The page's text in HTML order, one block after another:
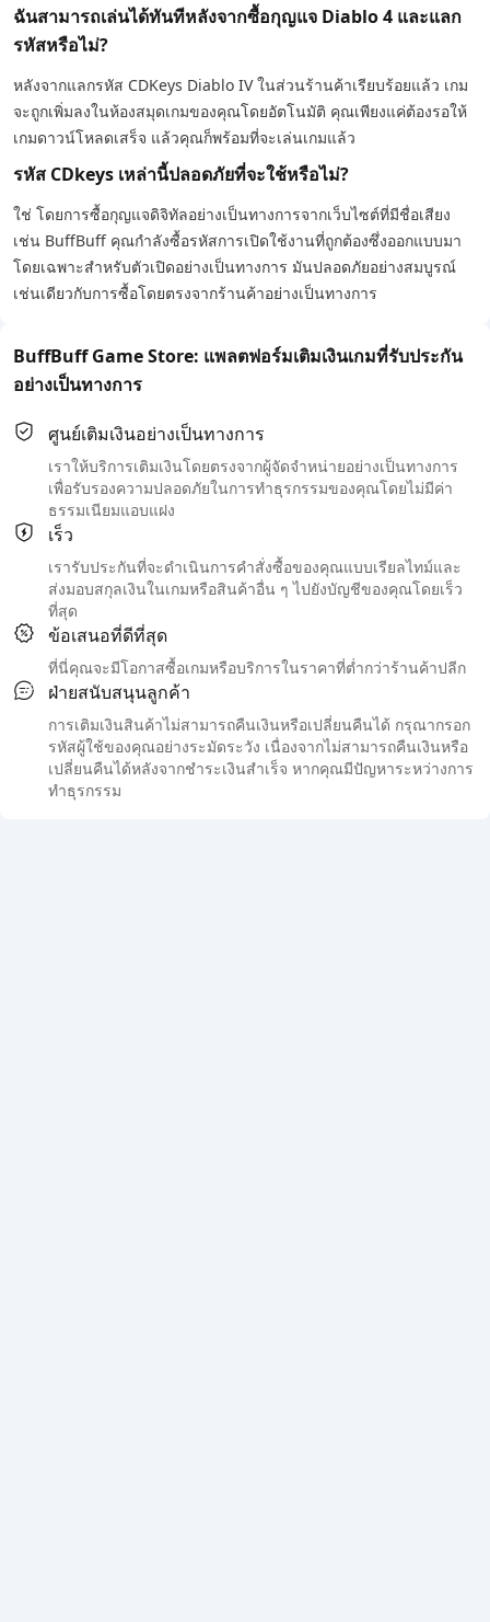
ฉันสามารถเล่นได้ทันทีหลังจากซื้อกุญแจ Diablo 4 และแลก
รหัสหรือไม่?
หลังจากแลกรหัส CDKeys Diablo IV ในส่วนร้านค้าเรียบร้อยแล้ว เกม
จะถูกเพิ่มลงในห้องสมุดเกมของคุณโดยอัตโนมัติ คุณเพียงแค่ต้องรอให้
เกมดาวน์โหลดเสร็จ แล้วคุณก็พร้อมที่จะเล่นเกมแล้ว
รหัส CDkeys เหล่านี้ปลอดภัยที่จะใช้หรือไม่?
ใช่ โดยการซื้อกุญแจดิจิทัลอย่างเป็นทางการจากเว็บไซต์ที่มีชื่อเสียง
เช่น BuffBuff คุณกำลังซื้อรหัสการเปิดใช้งานที่ถูกต้องซึ่งออกแบบมา
โดยเฉพาะสำหรับตัวเปิดอย่างเป็นทางการ มันปลอดภัยอย่างสมบูรณ์
เช่นเดียวกับการซื้อโดยตรงจากร้านค้าอย่างเป็นทางการ
BuffBuff Game Store: แพลตฟอร์มเติมเงินเกมที่รับประกัน
อย่างเป็นทางการ
ศูนย์เติมเงินอย่างเป็นทางการ
เราให้บริการเติมเงินโดยตรงจากผู้จัดจำหน่ายอย่างเป็นทางการ
เพื่อรับรองความปลอดภัยในการทำธุรกรรมของคุณโดยไม่มีค่า
ธรรมเนียมแอบแฝง
เร็ว
เรารับประกันที่จะดำเนินการคำสั่งซื้อของคุณแบบเรียลไทม์และ
ส่งมอบสกุลเงินในเกมหรือสินค้าอื่น ๆ ไปยังบัญชีของคุณโดยเร็ว
ที่สุด
ข้อเสนอที่ดีที่สุด
ที่นี่คุณจะมีโอกาสซื้อเกมหรือบริการในราคาที่ต่ำกว่าร้านค้าปลีก
ฝ่ายสนับสนุนลูกค้า
การเติมเงินสินค้าไม่สามารถคืนเงินหรือเปลี่ยนคืนได้ กรุณากรอก
รหัสผู้ใช้ของคุณอย่างระมัดระวัง เนื่องจากไม่สามารถคืนเงินหรือ
เปลี่ยนคืนได้หลังจากชำระเงินสำเร็จ หากคุณมีปัญหาระหว่างการ
ทำธุรกรรม